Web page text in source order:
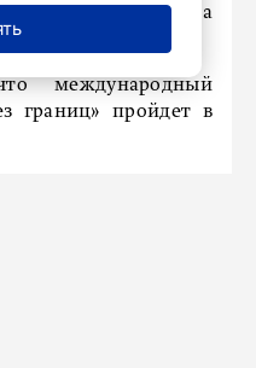
31 августа на
международный
границ» пройдет в